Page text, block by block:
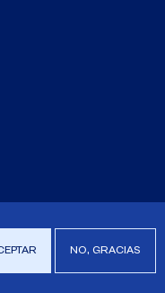
Copyright 2025 Universidad
NO, GRACIAS